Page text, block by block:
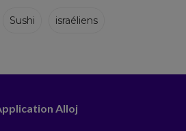
Sushi israéliens
Alloj